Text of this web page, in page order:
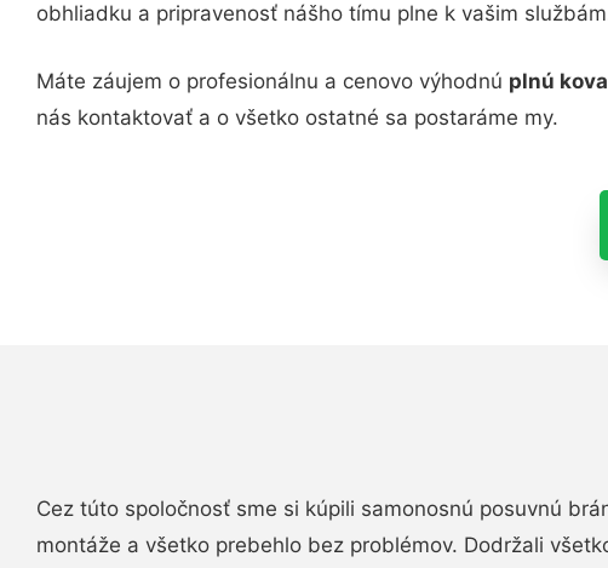
obhliadku a pripravenosť nášho tímu plne k vašim
Máte záujem o profesionálnu a cenovo výhodnú plnú
nás kontaktovať a o všetko ostatné sa postaráme my.
Cez túto spoločnosť sme si kúpili samonosnú posuvnú
montáže a všetko prebehlo bez problémov. Dodržali